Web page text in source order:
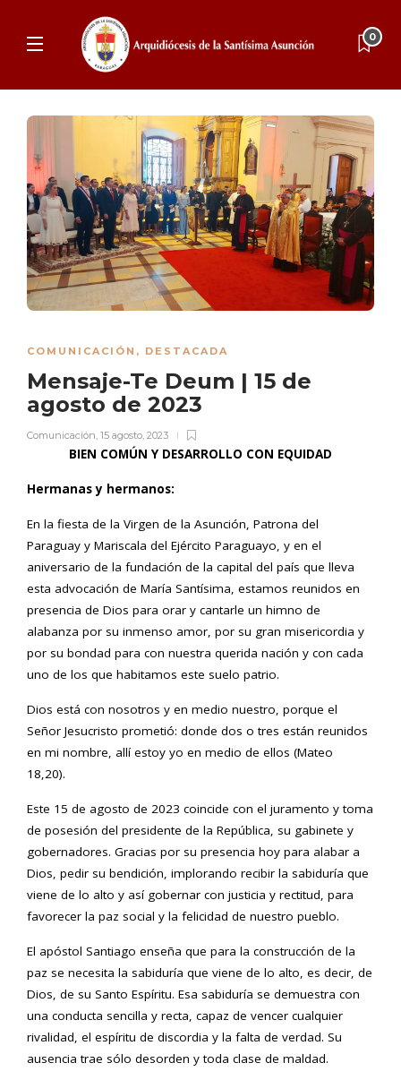
0
COMUNICACIÓN , DESTACADA
Mensaje-Te Deum | 15 de
agosto de 2023
Comunicación, 15 agosto, 2023
BIEN COMÚN Y DESARROLLO CON EQUIDAD
Hermanas y hermanos:
En la fiesta de la Virgen de la Asunción, Patrona del
Paraguay y Mariscala del Ejército Paraguayo, y en el
aniversario de la fundación de la capital del país que lleva
esta advocación de María Santísima, estamos reunidos en
presencia de Dios para orar y cantarle un himno de
alabanza por su inmenso amor, por su gran misericordia y
por su bondad para con nuestra querida nación y con cada
uno de los que habitamos este suelo patrio.
Dios está con nosotros y en medio nuestro, porque el
Señor Jesucristo prometió: donde dos o tres están reunidos
en mi nombre, allí estoy yo en medio de ellos (Mateo
18,20).
Este 15 de agosto de 2023 coincide con el juramento y toma
de posesión del presidente de la República, su gabinete y
gobernadores. Gracias por su presencia hoy para alabar a
Dios, pedir su bendición, implorando recibir la sabiduría que
viene de lo alto y así gobernar con justicia y rectitud, para
favorecer la paz social y la felicidad de nuestro pueblo.
El apóstol Santiago enseña que para la construcción de la
paz se necesita la sabiduría que viene de lo alto, es decir, de
Dios, de su Santo Espíritu. Esa sabiduría se demuestra con
una conducta sencilla y recta, capaz de vencer cualquier
rivalidad, el espíritu de discordia y la falta de verdad. Su
ausencia trae sólo desorden y toda clase de maldad.